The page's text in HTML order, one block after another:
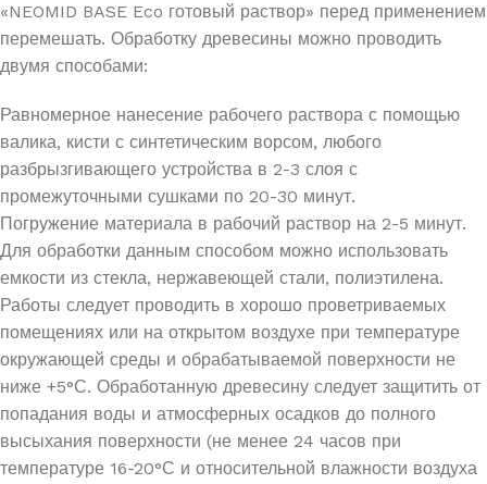
«NEOMID BASE Eco готовый раствор» перед применением
перемешать. Обработку древесины можно проводить
двумя способами:
Равномерное нанесение рабочего раствора с помощью
валика, кисти с синтетическим ворсом, любого
разбрызгивающего устройства в 2-3 слоя с
промежуточными сушками по 20-30 минут.
Погружение материала в рабочий раствор на 2-5 минут.
Для обработки данным способом можно использовать
емкости из стекла, нержавеющей стали, полиэтилена.
Работы следует проводить в хорошо проветриваемых
помещениях или на открытом воздухе при температуре
окружающей среды и обрабатываемой поверхности не
ниже +5°С. Обработанную древесину следует защитить от
попадания воды и атмосферных осадков до полного
высыхания поверхности (не менее 24 часов при
температуре 16-20°С и относительной влажности воздуха